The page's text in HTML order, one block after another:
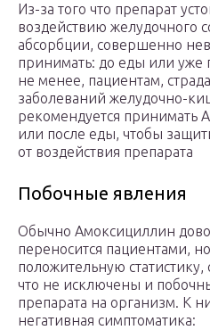
Из-за того что препарат
воздействию желудочного
абсорбции, совершенно
принимать: до еды или
не менее, пациентам,
заболеваний желудочно-
рекомендуется принимать
или после еды, чтобы
от воздействия препарата
Побочные явления
Обычно Амоксициллин
переносится пациентами,
положительную статистику,
что не исключены и
препарата на организм. К
негативная симптоматика: